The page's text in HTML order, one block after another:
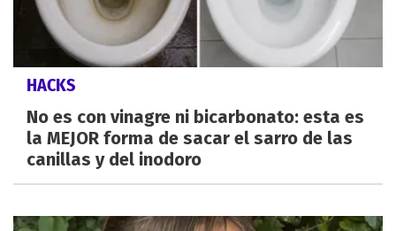
HACKS
No es con vinagre ni bicarbonato: esta es
la MEJOR forma de sacar el sarro de las
canillas y del inodoro